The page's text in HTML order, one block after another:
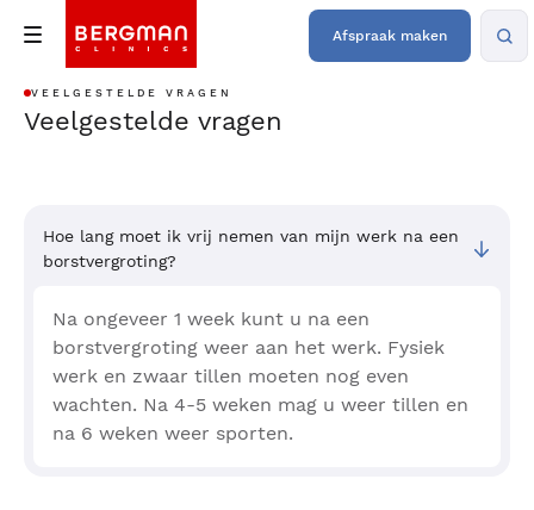
Afspraak maken
VEELGESTELDE VRAGEN
Veelgestelde vragen
Hoe lang moet ik vrij nemen van mijn werk na een
borstvergroting?
Na ongeveer 1 week kunt u na een
borstvergroting weer aan het werk. Fysiek
werk en zwaar tillen moeten nog even
wachten. Na 4-5 weken mag u weer tillen en
na 6 weken weer sporten.